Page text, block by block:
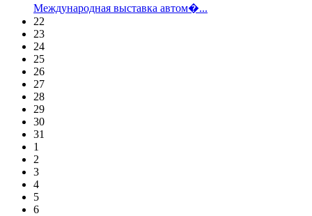
Международная выставка автом�...
22
23
24
25
26
27
28
29
30
31
1
2
3
4
5
6